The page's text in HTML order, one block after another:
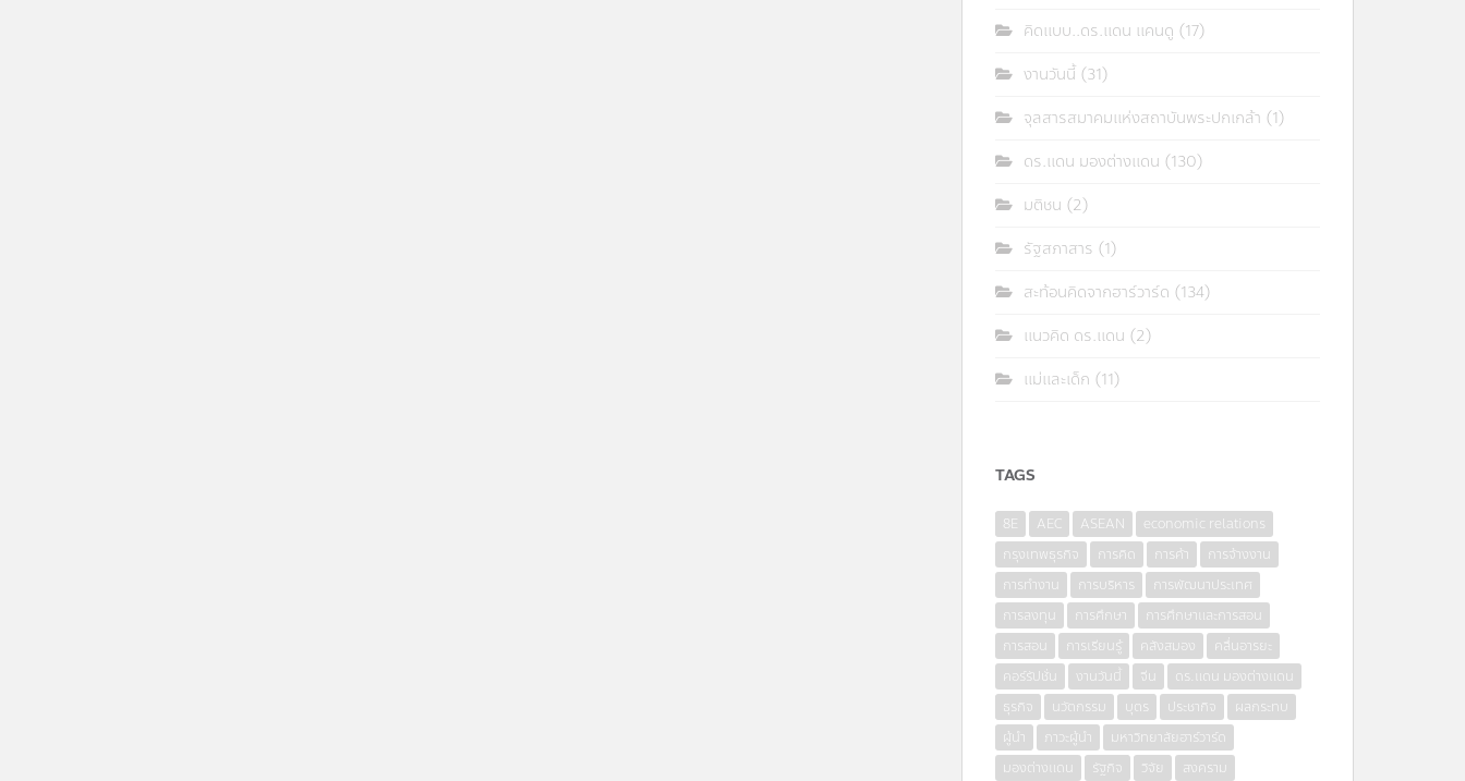
คิดแบบ..ดร.แดน แคนดู (17)
งานวันนี้ (31)
จุลสารสมาคมแห่งสถาบันพระปกเกล้า (1)
ดร.แดน มองต่างแดน (130)
มติชน (2)
รัฐสภาสาร (1)
สะท้อนคิดจากฮาร์วาร์ด (134)
แนวคิด ดร.แดน (2)
แม่และเด็ก (11)
TAGS
8E AEC ASEAN
economic relations
กรุงเทพธุรกิจ
การคิด การค้า
การจ้างงาน
การทำงาน
การบริหาร
การพัฒนาประเทศ
การลงทุน
การศึกษา
การศึกษาและการสอน
การสอน
การเรียนรู้ คลังสมอง
คลื่นอารยะ
คอร์รัปชั่น
งานวันนี้ จีน
ดร.แดน มองต่างแดน
ธุรกิจ
นวัตกรรม บุตร ประชากิจ
ผลกระทบ
ผู้นำ
ภาวะผู้นำ
มหาวิทยาลัยฮาร์วาร์ด
มองต่างแดน
รัฐกิจ วิจัย
สงคราม